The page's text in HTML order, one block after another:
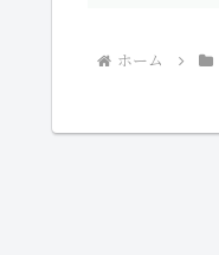
ホーム